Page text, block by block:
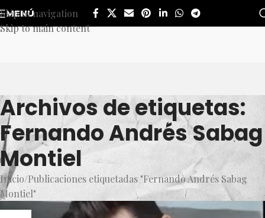
Skip to navigation
Skip to main content
MENÚ
Archivos de etiquetas:
Fernando Andrés Sabag
Montiel
Inicio Publicaciones etiquetadas "Fernando Andrés Sabag
Montiel"